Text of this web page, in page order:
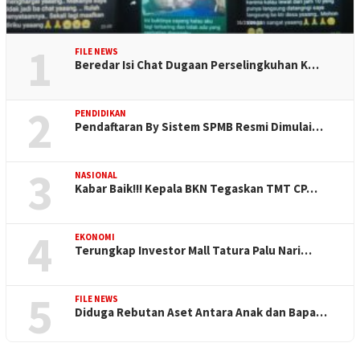
1 FILE NEWS
Beredar Isi Chat Dugaan Perselingkuhan K…
2 PENDIDIKAN
Pendaftaran By Sistem SPMB Resmi Dimulai…
3 NASIONAL
Kabar Baik!!! Kepala BKN Tegaskan TMT CP…
4 EKONOMI
Terungkap Investor Mall Tatura Palu Nari…
5 FILE NEWS
Diduga Rebutan Aset Antara Anak dan Bapa…